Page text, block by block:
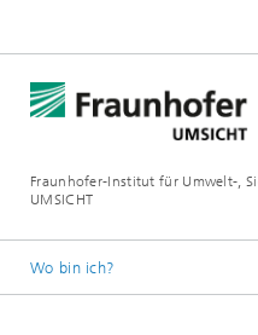
Fraunhofer-Institut für Umwelt-,
UMSICHT
Wo bin ich?